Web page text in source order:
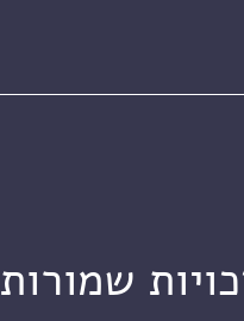
שמורות